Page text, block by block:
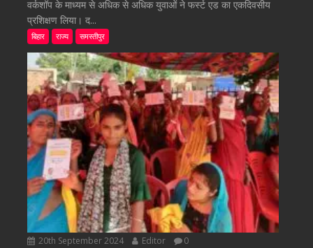
वर्कशॉप के माध्यम से अधिक से अधिक युवाओं ने फर्स्ट एड का एकदिवसीय
प्रशिक्षण लिया। द...
बिहार राज्य समस्तीपुर
20th September 2024 Editor 0